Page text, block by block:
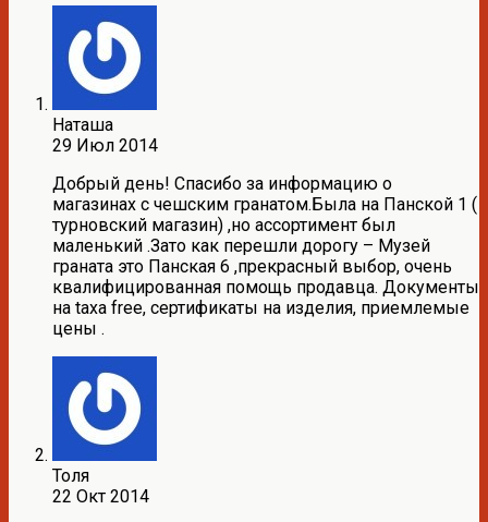
Наташа
29 Июл 2014
Добрый день! Спасибо за информацию о
магазинах с чешским гранатом.Была на Панской 1 (
турновский магазин) ,но ассортимент был
маленький .Зато как перешли дорогу – Музей
граната это Панская 6 ,прекрасный выбор, очень
квалифицированная помощь продавца. Документы
на taxa free, сертификаты на изделия, приемлемые
цены .
Толя
22 Окт 2014